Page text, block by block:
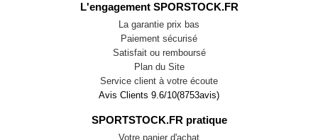
L'engagement SPORSTOCK.FR
La garantie prix bas
Paiement sécurisé
Satisfait ou remboursé
Plan du Site
Service client à votre écoute
Avis Clients 9.6/10(8753avis)
SPORTSTOCK.FR pratique
Votre panier d'achat